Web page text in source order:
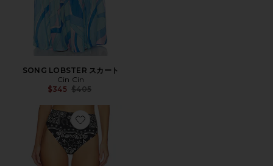
SONG LOBSTER スカート
Cin Cin
$345 Previous price:
$405
Favorite HIGHWAY ハイウエスト ビキニボトム